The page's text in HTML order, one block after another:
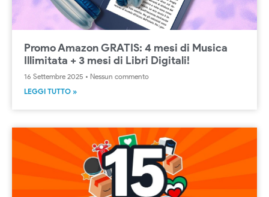
Promo Amazon GRATIS: 4 mesi di Musica
Illimitata + 3 mesi di Libri Digitali!
16 Settembre 2025
Nessun commento
LEGGI TUTTO »